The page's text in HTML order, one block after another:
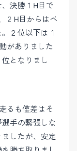
決勝１H目で
２H目からはペ
２位以下は１
がありました
となりまし
るも僅差はそ
手の緊張しな
したが、安定